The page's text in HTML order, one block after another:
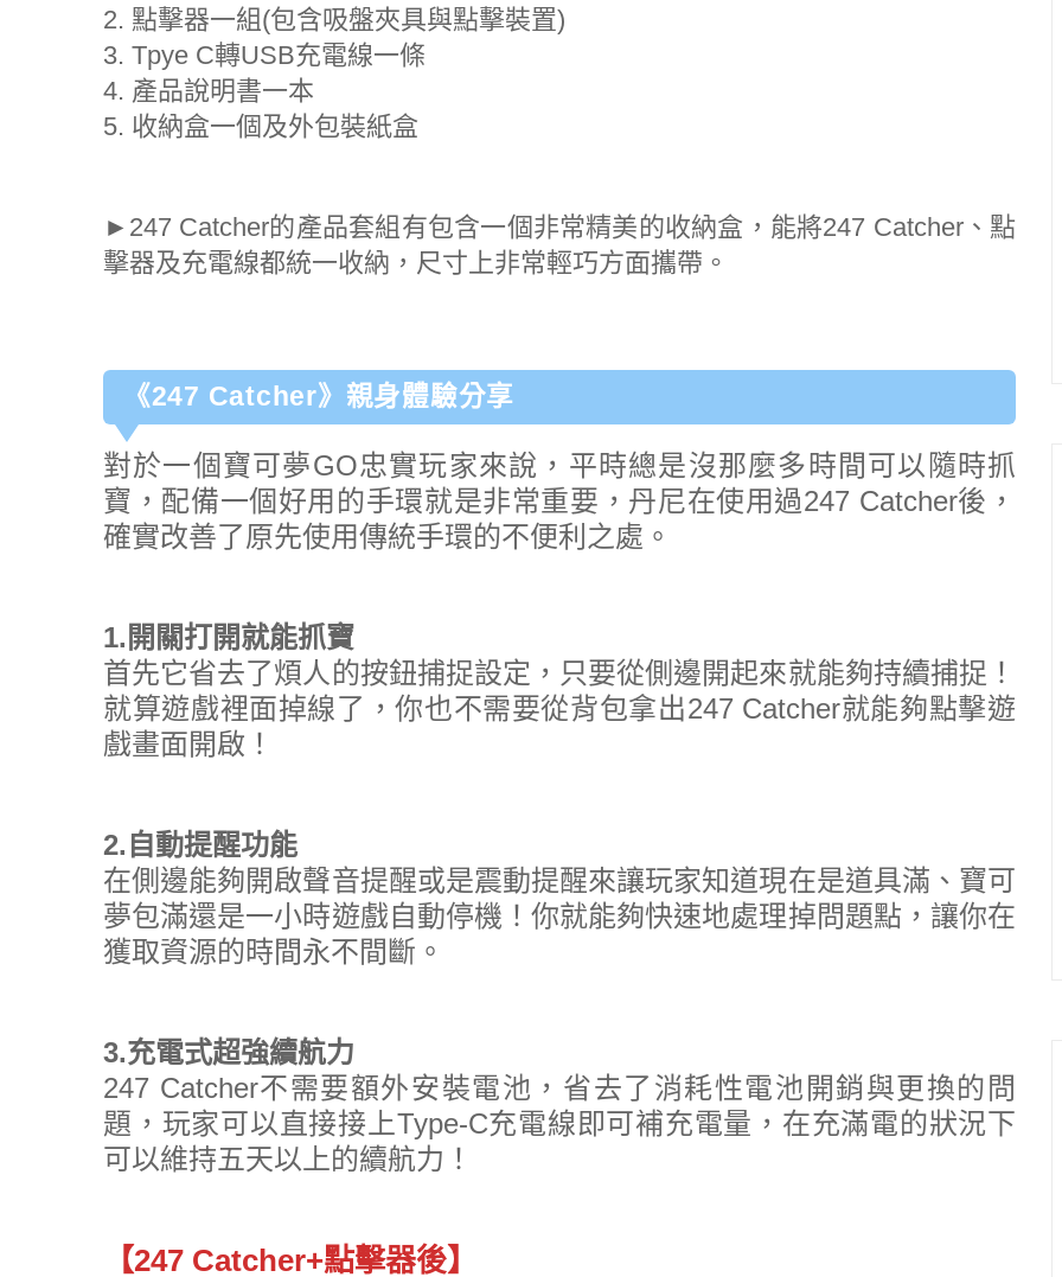
2. 點擊器一組(包含吸盤夾具與點擊裝置)
3. Tpye C轉USB充電線一條
4. 產品說明書一本
5. 收納盒一個及外包裝紙盒
►247 Catcher的產品套組有包含一個非常精美的收納盒，能將247 Catcher、點
擊器及充電線都統一收納，尺寸上非常輕巧方面攜帶。
《247 Catcher》親身體驗分享
對於一個寶可夢GO忠實玩家來說，平時總是沒那麼多時間可以隨時抓
寶，配備一個好用的手環就是非常重要，丹尼在使用過247 Catcher後，
確實改善了原先使用傳統手環的不便利之處。
1.開關打開就能抓寶
首先它省去了煩人的按鈕捕捉設定，只要從側邊開起來就能夠持續捕捉！
就算遊戲裡面掉線了，你也不需要從背包拿出247 Catcher就能夠點擊遊
戲畫面開啟！
2.自動提醒功能
在側邊能夠開啟聲音提醒或是震動提醒來讓玩家知道現在是道具滿、寶可
夢包滿還是一小時遊戲自動停機！你就能夠快速地處理掉問題點，讓你在
獲取資源的時間永不間斷。
3.充電式超強續航力
247 Catcher不需要額外安裝電池，省去了消耗性電池開銷與更換的問
題，玩家可以直接接上Type-C充電線即可補充電量，在充滿電的狀況下
可以維持五天以上的續航力！
【247 Catcher+點擊器後】